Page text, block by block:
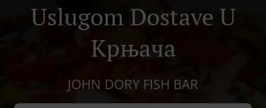
Uslugom Dostave U
Крњача
JOHN DORY FISH BAR